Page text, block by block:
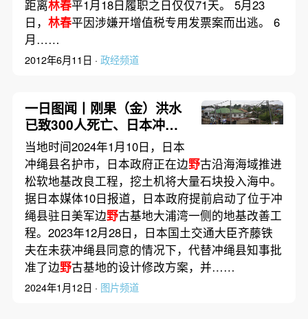
距离林春平1月18日履职之日仅仅71天。 5月23
日， 林春平因涉嫌开增值税专用发票案而出逃。 6
月……
2012年6月11日 · 政经频道
一日图闻丨刚果（金）洪水
已致300人死亡、日本冲绳
驻日美军新基地工程提前开
工
当地时间2024年1月10日，日本
冲绳县名护市，日本政府正在边野古沿海海域推进
松软地基改良工程，挖土机将大量石块投入海中。
据日本媒体10日报道，日本政府提前启动了位于冲
绳县驻日美军边野古基地大浦湾一侧的地基改善工
程。2023年12月28日，日本国土交通大臣齐藤铁
夫在未获冲绳县同意的情况下，代替冲绳县知事批
准了边野古基地的设计修改方案，并……
2024年1月12日 · 图片频道